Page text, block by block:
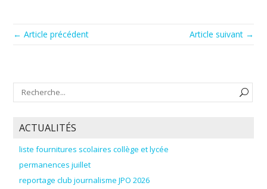
← Article précédent Article suivant →
ACTUALITÉS
liste fournitures scolaires collège et lycée
permanences juillet
reportage club journalisme JPO 2026